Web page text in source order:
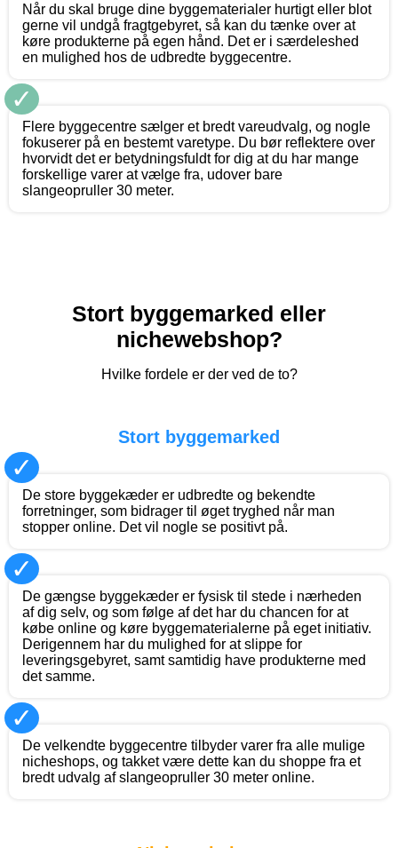
Når du skal bruge dine byggematerialer hurtigt eller blot
gerne vil undgå fragtgebyret, så kan du tænke over at
køre produkterne på egen hånd. Det er i særdeleshed
en mulighed hos de udbredte byggecentre.
✓
Flere byggecentre sælger et bredt vareudvalg, og nogle
fokuserer på en bestemt varetype. Du bør reflektere over
hvorvidt det er betydningsfuldt for dig at du har mange
forskellige varer at vælge fra, udover bare
slangeopruller 30 meter.
Stort byggemarked eller
nichewebshop?
Hvilke fordele er der ved de to?
Stort byggemarked
✓
De store byggekæder er udbredte og bekendte
forretninger, som bidrager til øget tryghed når man
stopper online. Det vil nogle se positivt på.
✓
De gængse byggekæder er fysisk til stede i nærheden
af dig selv, og som følge af det har du chancen for at
købe online og køre byggematerialerne på eget initiativ.
Derigennem har du mulighed for at slippe for
leveringsgebyret, samt samtidig have produkterne med
det samme.
✓
De velkendte byggecentre tilbyder varer fra alle mulige
nicheshops, og takket være dette kan du shoppe fra et
bredt udvalg af slangeopruller 30 meter online.